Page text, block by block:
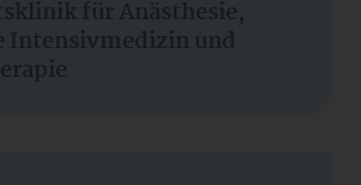
für Anästhesie,
Intensivmedizin und